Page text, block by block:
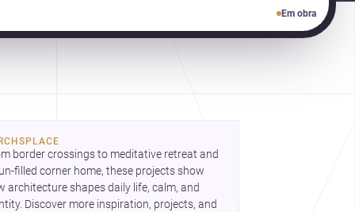
Em obra
e significativos.
border crossings to meditative retreat and
filled corner home, these projects show
architecture shapes daily life, calm, and
Discover more inspiration, projects, and